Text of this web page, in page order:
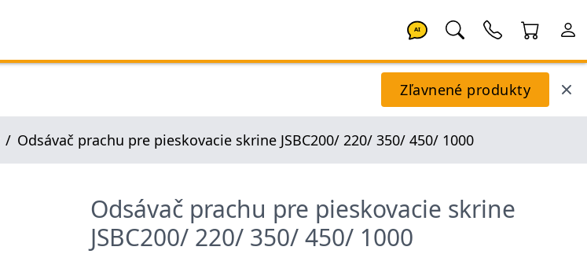
AI
Zľavnené produkty
Odsávač prachu pre pieskovacie skrine JSBC200/ 220/ 350/ 450/ 1000
Odsávač prachu pre pieskovacie skrine
JSBC200/ 220/ 350/ 450/ 1000